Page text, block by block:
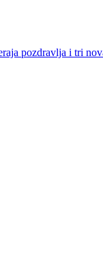
pozdravlja i tri